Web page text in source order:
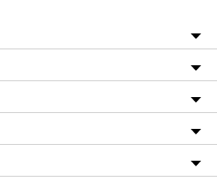
dlf.de
App